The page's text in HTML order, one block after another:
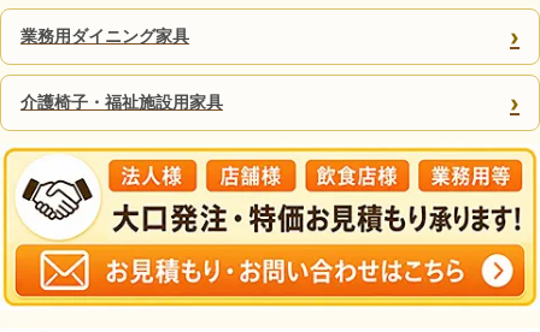
業務用ダイニング家具 ›
介護椅子・福祉施設用家具 ›